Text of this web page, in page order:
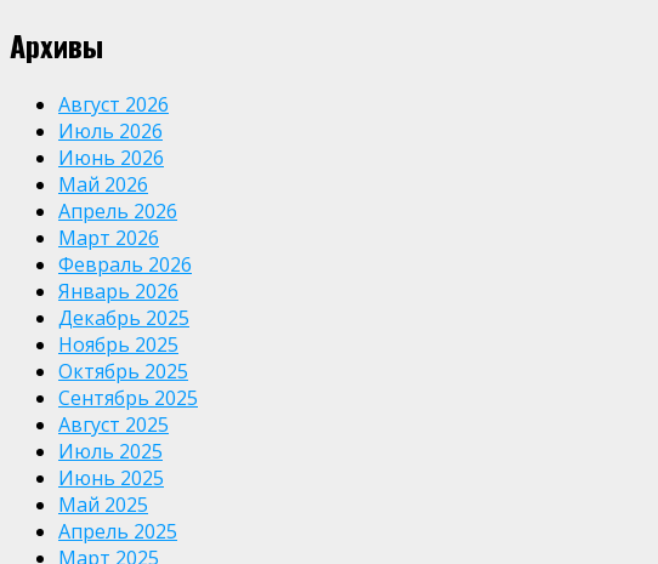
Архивы
Август 2026
Июль 2026
Июнь 2026
Май 2026
Апрель 2026
Март 2026
Февраль 2026
Январь 2026
Декабрь 2025
Ноябрь 2025
Октябрь 2025
Сентябрь 2025
Август 2025
Июль 2025
Июнь 2025
Май 2025
Апрель 2025
Март 2025